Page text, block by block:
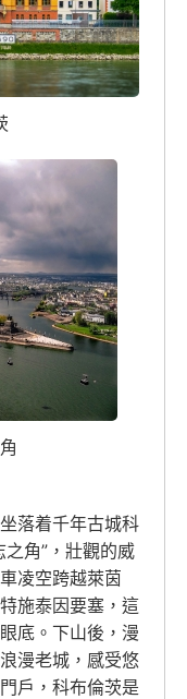
落着千年古城科
角”，壯觀的威
凌空跨越萊茵
施泰因要塞，這
底。下山後，漫
漫老城，感受悠
戶，科布倫茨是